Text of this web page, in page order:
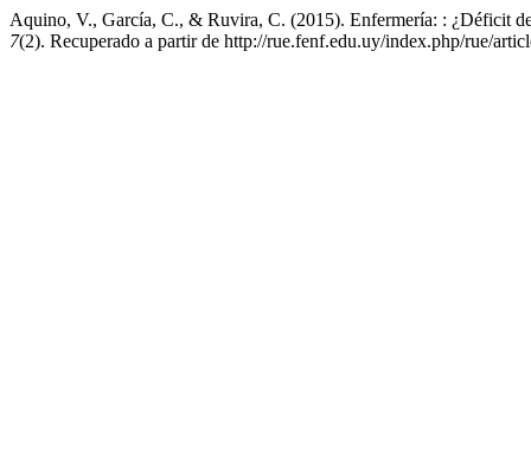
Aquino, V., García, C., & Ruvira, C. (2015). Enfermería: : ¿Déficit
7(2). Recuperado a partir de http://rue.fenf.edu.uy/index.php/rue/